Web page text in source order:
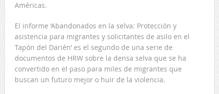
Américas.
El informe ‘Abandonados en la selva: Protección y
asistencia para migrantes y solicitantes de asilo en el
Tapón del Darién’ es el segundo de una serie de
documentos de HRW sobre la densa selva que se ha
convertido en el paso para miles de migrantes que
buscan un futuro mejor o huir de la violencia.